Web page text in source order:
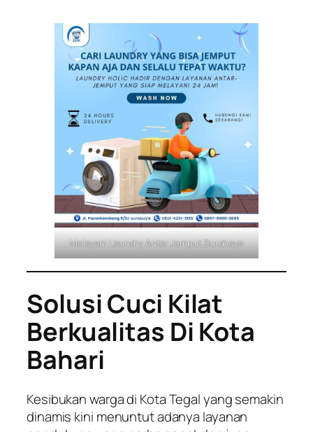
Melayani Laundry Antar Jemput Surabaya
Solusi Cuci Kilat
Berkualitas Di Kota
Bahari
Kesibukan warga di Kota Tegal yang semakin
dinamis kini menuntut adanya layanan